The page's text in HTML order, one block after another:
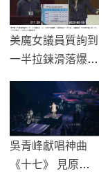
美魔女議員質詢到
一半拉鍊滑落爆出
處長超淡定
吳青峰獻唱神曲
《十七》 見原唱